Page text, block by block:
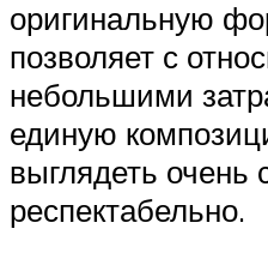
оригинальную
позволяет с
небольшими
единую
выглядеть очень
респектабельно.